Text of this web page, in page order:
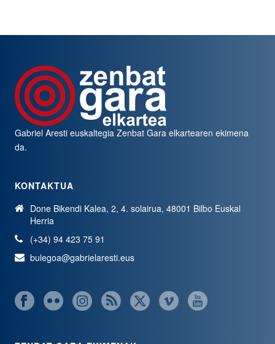
Gabriel Aresti euskaltegiaZenbat Gara elkartearen ekimena
da.
KONTAKTUA
Done Bikendi Kalea, 2, 4. solairua, 48001 Bilbo Euskal
Herria
(+34) 94 423 75 91
bulegoa@gabrielaresti.eus